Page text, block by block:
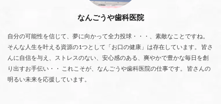
なんごうや歯科医院
自分の可能性を信じて、夢に向かって全力投球・・・、素敵なことですね。
そんな人生を叶える資源の1つとして「お口の健康」は存在しています。 皆さ
んに自信を与え、ストレスのない、安心感のある、爽やかで豊かな毎日を創
り出すお手伝い・・ これこそが、なんごうや歯科医院の仕事です。 皆さんの
明るい未来を応援しています。